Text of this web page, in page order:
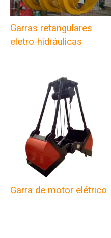
Garras retangulares
eletro-hidráulicas
Garra de motor elétrico